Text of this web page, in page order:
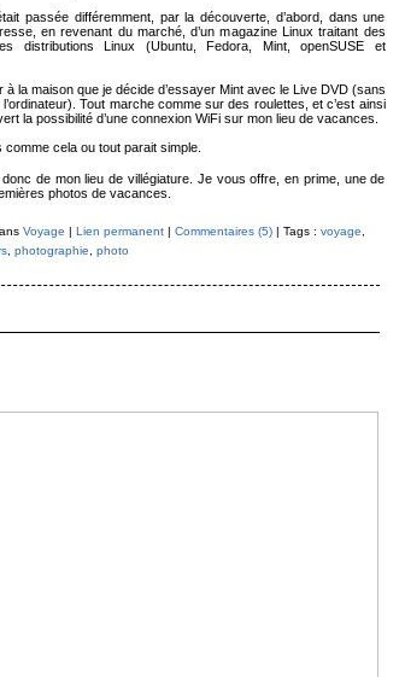
passée différemment, par la découverte, d’abord, dans une
en revenant du marché, d’un magazine Linux traitant des
distributions Linux (Ubuntu, Fedora, Mint, openSUSE et
à la maison que je décide d’essayer Mint avec le Live DVD (sans
Tout marche comme sur des roulettes, et c’est ainsi
la possibilité d’une connexion WiFi sur mon lieu de vacances.
comme cela ou tout parait simple.
de mon lieu de villégiature. Je vous offre, en prime, une de
photos de vacances.
Voyage | Lien permanent| Commentaires (5)| Tags : voyage
, photographie photo